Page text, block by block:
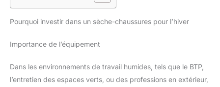
Pourquoi investir dans un sèche-chaussures pour l’hiver
Importance de l’équipement
Dans les environnements de travail humides, tels que le BTP,
l’entretien des espaces verts, ou des professions en extérieur,